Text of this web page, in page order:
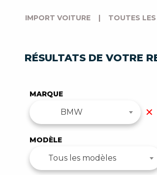
IMPORT VOITURE | TOUTES
RÉSULTATS DE VOTRE
MARQUE
BMW ✕
MODÈLE
Tous les modèles